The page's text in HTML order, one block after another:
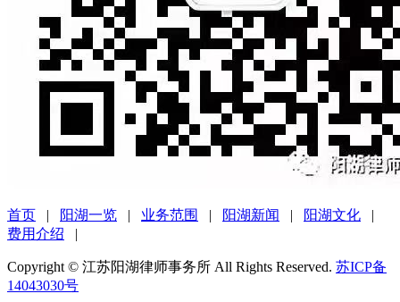
首页 | 阳湖一览 | 业务范围 | 阳湖新闻 | 阳湖文化 |
费用介绍 |
Copyright © 江苏阳湖律师事务所 All Rights Reserved. 苏ICP备
14043030号